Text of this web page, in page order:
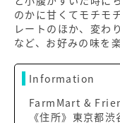
のかに甘くてモチモ
レートのほか、変わ
など、お好みの味を楽
Information
FarmMart &
《住所》東京都